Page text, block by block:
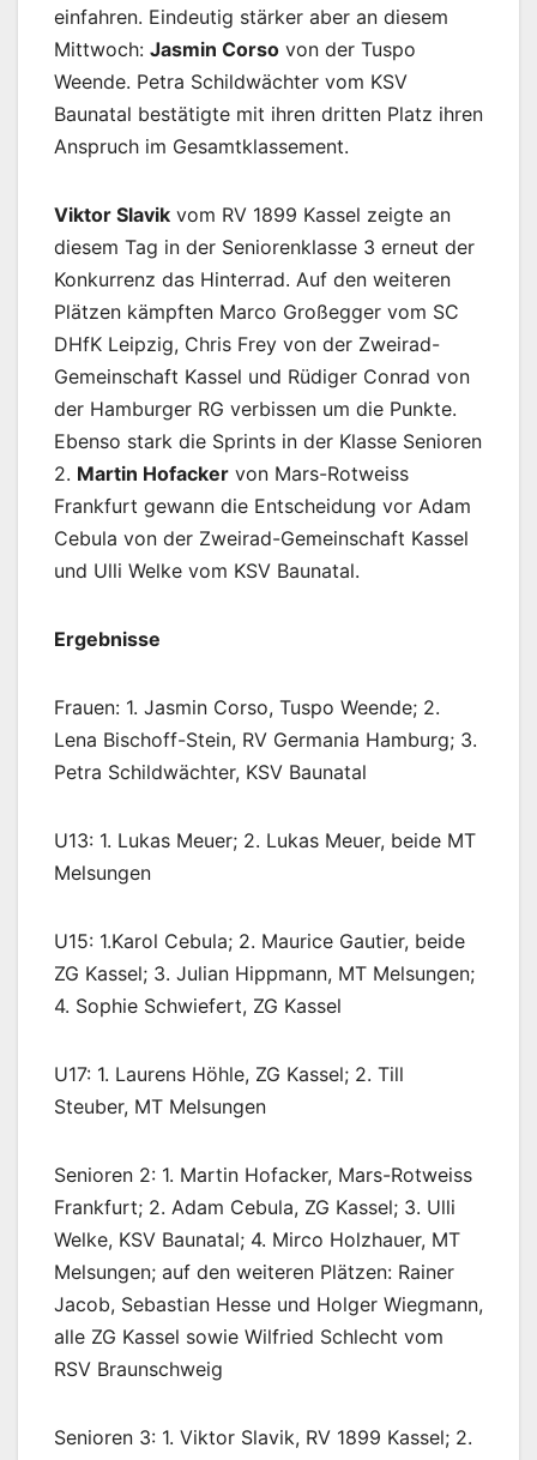
einfahren. Eindeutig stärker aber an diesem
Mittwoch: Jasmin Corso von der Tuspo
Weende. Petra Schildwächter vom KSV
Baunatal bestätigte mit ihren dritten Platz ihren
Anspruch im Gesamtklassement.
Viktor Slavik vom RV 1899 Kassel zeigte an
diesem Tag in der Seniorenklasse 3 erneut der
Konkurrenz das Hinterrad. Auf den weiteren
Plätzen kämpften Marco Großegger vom SC
DHfK Leipzig, Chris Frey von der Zweirad-
Gemeinschaft Kassel und Rüdiger Conrad von
der Hamburger RG verbissen um die Punkte.
Ebenso stark die Sprints in der Klasse Senioren
2. Martin Hofacker von Mars-Rotweiss
Frankfurt gewann die Entscheidung vor Adam
Cebula von der Zweirad-Gemeinschaft Kassel
und Ulli Welke vom KSV Baunatal.
Ergebnisse
Frauen: 1. Jasmin Corso, Tuspo Weende; 2.
Lena Bischoff-Stein, RV Germania Hamburg; 3.
Petra Schildwächter, KSV Baunatal
U13: 1. Lukas Meuer; 2. Lukas Meuer, beide MT
Melsungen
U15: 1.Karol Cebula; 2. Maurice Gautier, beide
ZG Kassel; 3. Julian Hippmann, MT Melsungen;
4. Sophie Schwiefert, ZG Kassel
U17: 1. Laurens Höhle, ZG Kassel; 2. Till
Steuber, MT Melsungen
Senioren 2: 1. Martin Hofacker, Mars-Rotweiss
Frankfurt; 2. Adam Cebula, ZG Kassel; 3. Ulli
Welke, KSV Baunatal; 4. Mirco Holzhauer, MT
Melsungen; auf den weiteren Plätzen: Rainer
Jacob, Sebastian Hesse und Holger Wiegmann,
alle ZG Kassel sowie Wilfried Schlecht vom
RSV Braunschweig
Senioren 3: 1. Viktor Slavik, RV 1899 Kassel; 2.